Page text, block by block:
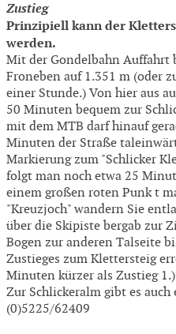
Zustieg
Prinzipiell kann der
werden.
Mit der Gondelbahn
Froneben auf 1.351 m (oder
einer Stunde.) Von hier aus
50 Minuten bequem zur
mit dem MTB darf hinauf
Minuten der Straße
Markierung zum "Schlicker
folgt man noch etwa 25
einem großen roten Punk t
"Kreuzjoch" wandern Sie
über die Skipiste bergab zur
Bogen zur anderen Talseite
Zustieges zum Klettersteig
Minuten kürzer als Zustieg 1.)
Zur Schlickeralm gibt es
(0)5225/62409